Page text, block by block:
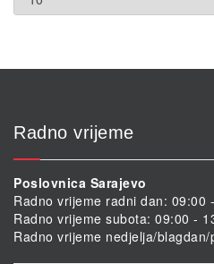
Radno vrijeme
Poslovnica Sarajevo
Radno vrijeme radni dan: 09:00
Radno vrijeme subota: 09:00 -
Radno vrijeme nedjelja/